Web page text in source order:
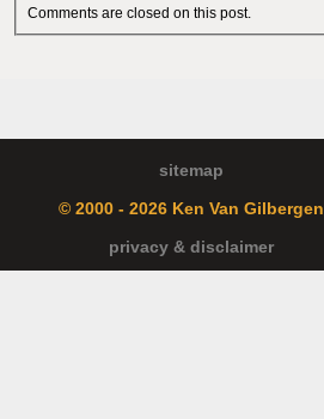
Comments are closed on this post.
sitemap
© 2000 - 2026 Ken Van Gilbergen
privacy & disclaimer